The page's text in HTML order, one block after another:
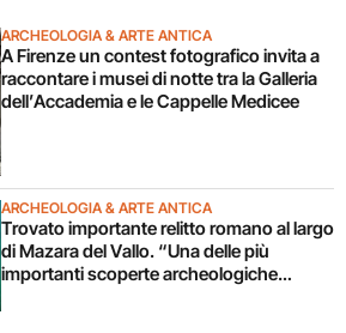
ARCHEOLOGIA & ARTE ANTICA
A Firenze un contest fotografico invita a
raccontare i musei di notte tra la Galleria
dell’Accademia e le Cappelle Medicee
ARCHEOLOGIA & ARTE ANTICA
Trovato importante relitto romano al largo
di Mazara del Vallo. “Una delle più
importanti scoperte archeologiche